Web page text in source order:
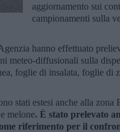
aggiornamento sui
campionamenti sulla
hanno effettuato
meteo-diffusionali sulla
foglie di insalata, foglie di
stati estesi anche alla zona
melone. È stato prelevato
riferimento per il